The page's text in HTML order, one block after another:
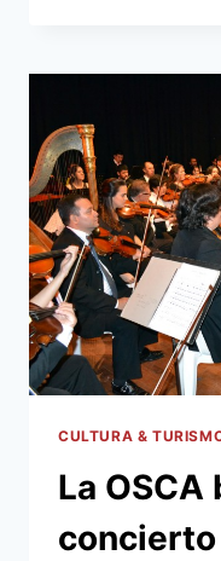
DE
LA
RIVERA
CULTURA &
La OSCA